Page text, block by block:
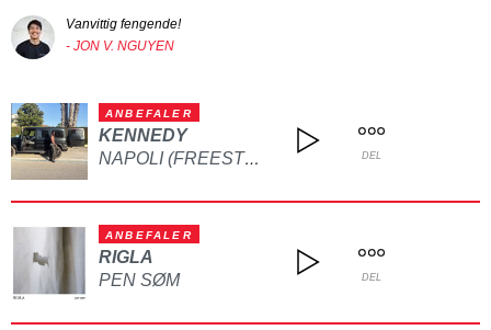
Vanvittig fengende!
- JON V. NGUYEN
ANBEFALER
KENNEDY
NAPOLI (FREESTYLE) DEL
ANBEFALER
RIGLA
PEN SØM
DEL